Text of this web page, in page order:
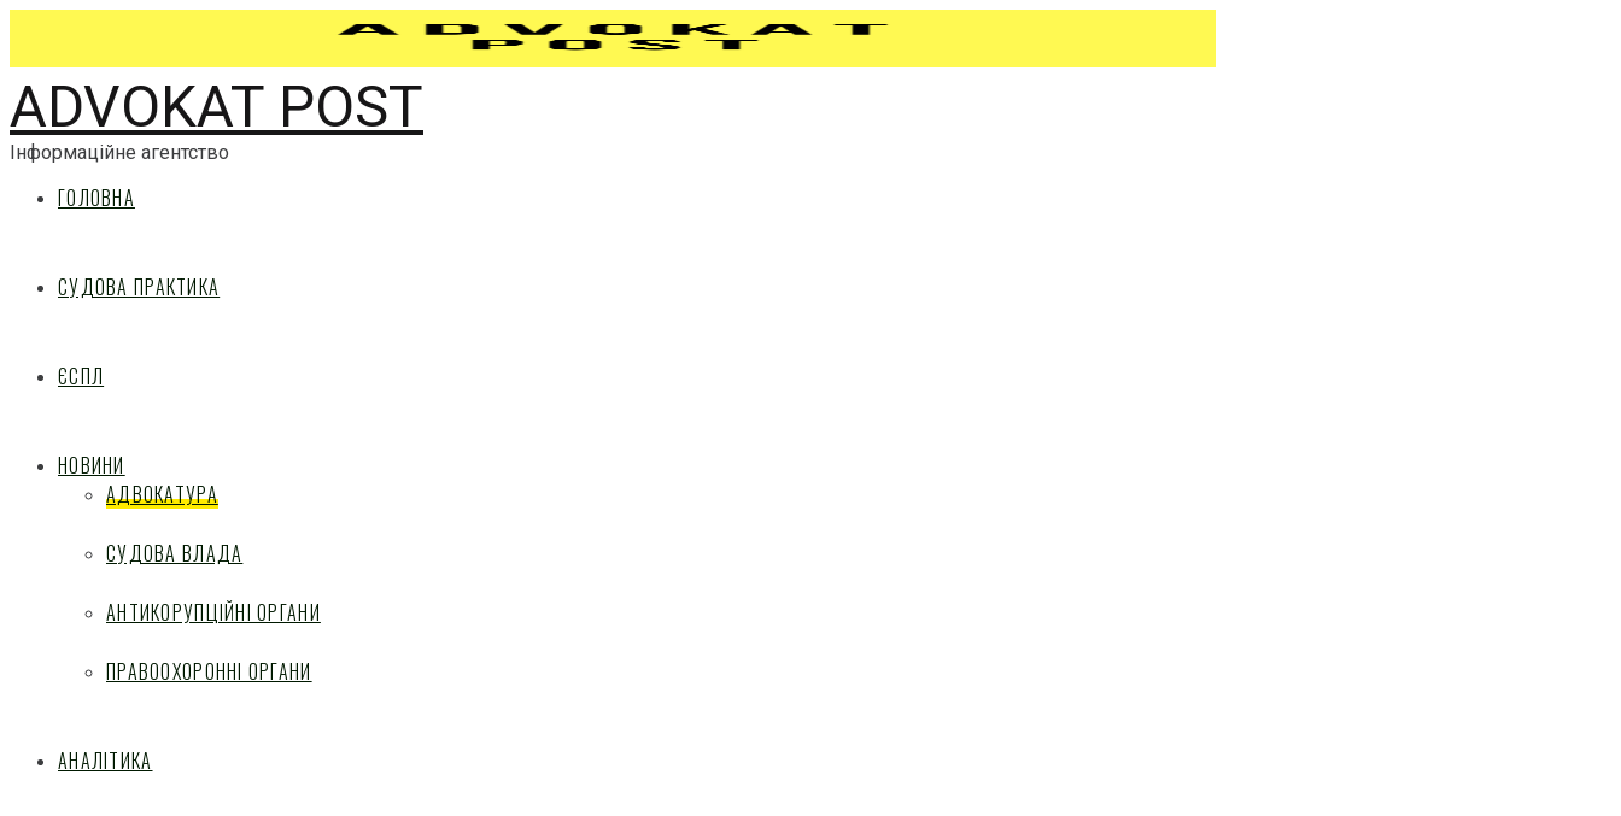
ADVOKAT POST
Інформаційне агентство
ГОЛОВНА
СУДОВА ПРАКТИКА
ЄСПЛ
НОВИНИ
АДВОКАТУРА
СУДОВА ВЛАДА
АНТИКОРУПЦІЙНІ ОРГАНИ
ПРАВООХОРОННІ ОРГАНИ
АНАЛІТИКА